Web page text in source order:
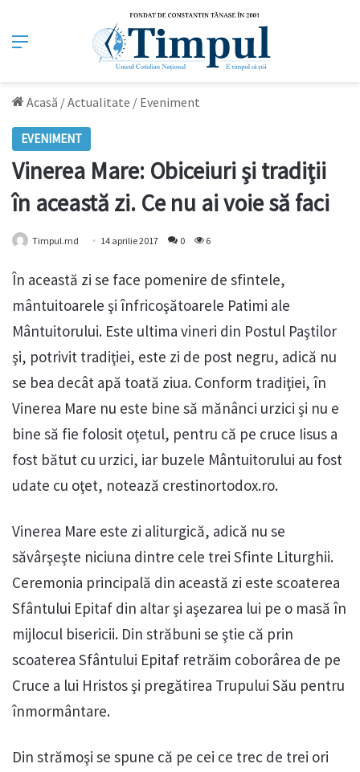
Meniu
Acasă /Actualitate / Eveniment
EVENIMENT
Vinerea Mare: Obiceiuri şi tradiţii
în această zi. Ce nu ai voie să faci
Timpul.md 14 aprilie 2017 0 6
În această zi se face pomenire de sfintele,
mântuitoarele şi înfricoşătoarele Patimi ale
Mântuitorului. Este ultima vineri din Postul Paştilor
şi, potrivit tradiţiei, este zi de post negru, adică nu
se bea decât apă toată ziua. Conform tradiţiei, în
Vinerea Mare nu este bine să mănânci urzici şi nu e
bine să fie folosit oţetul, pentru că pe cruce Iisus a
fost bătut cu urzici, iar buzele Mântuitorului au fost
udate cu oţet, notează crestinortodox.ro.
Vinerea Mare este zi aliturgică, adică nu se
săvârşeşte niciuna dintre cele trei Sfinte Liturghii.
Ceremonia principală din această zi este scoaterea
Sfântului Epitaf din altar şi aşezarea lui pe o masă în
mijlocul bisericii. Din străbuni se ştie că prin
scoaterea Sfântului Epitaf retrăim coborârea de pe
Cruce a lui Hristos şi pregătirea Trupului Său pentru
înmormântare.
Din strămoşi se spune că pe cei ce trec de trei ori